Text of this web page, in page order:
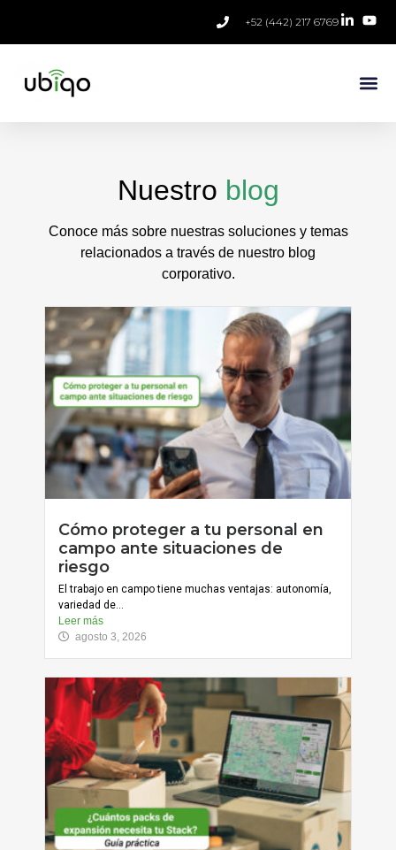
+52 (442) 217 6769
Nuestro blog
Conoce más sobre nuestras soluciones y temas
relacionados a través de nuestro blog
corporativo.
Cómo proteger a tu personal en
campo ante situaciones de
riesgo
El trabajo en campo tiene muchas ventajas: autonomía,
variedad de...
Leer más
agosto 3, 2026